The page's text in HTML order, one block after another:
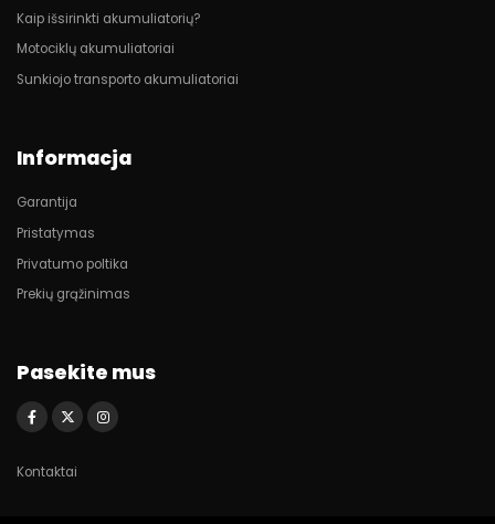
Kaip išsirinkti akumuliatorių?
Motociklų akumuliatoriai
Sunkiojo transporto akumuliatoriai
Informacja
Garantija
Pristatymas
Privatumo poltika
Prekių grąžinimas
Pasekite mus
Kontaktai